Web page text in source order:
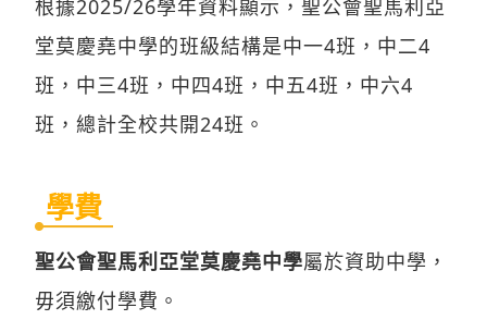
根據2025/26學年資料顯示，聖公會聖馬利亞
堂莫慶堯中學的班級結構是中一4班，中二4
班，中三4班，中四4班，中五4班，中六4
班，總計全校共開24班。
學費
聖公會聖馬利亞堂莫慶堯中學屬於資助中學，
毋須繳付學費。